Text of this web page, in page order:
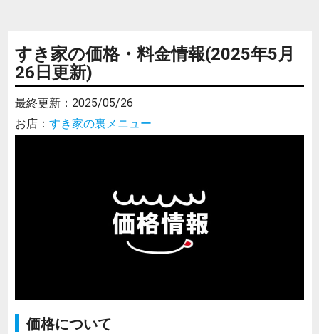
すき家の価格・料金情報(2025年5月
26日更新)
最終更新： 2025/05/26
お店： すき家の裏メニュー
価格について